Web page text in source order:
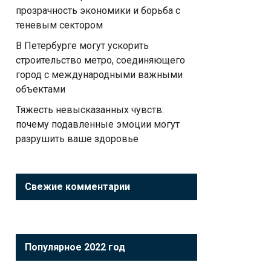
прозрачность экономики и борьба с
теневым сектором
В Петербурге могут ускорить
строительство метро, соединяющего
город с международными важными
объектами
Тяжесть невысказанных чувств:
почему подавленные эмоции могут
разрушить ваше здоровье
Свежие комментарии
Популярное 2022 год